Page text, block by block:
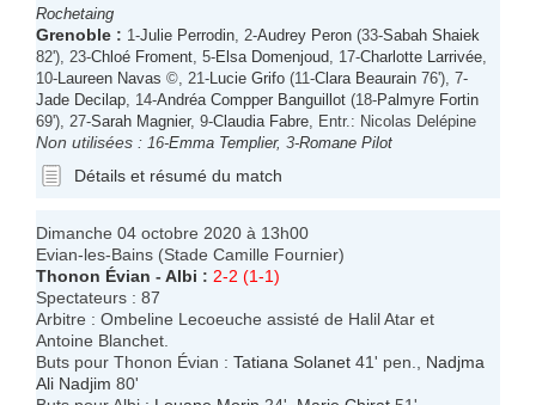
Rochetaing
Grenoble : 1-Julie Perrodin , 2-Audrey Peron (33-Sabah Shaiek
82'), 23-Chloé Froment , 5-Elsa Domenjoud , 17-Charlotte Larrivée
10- Laureen Navas ©, 21- Lucie Grifo (11-Clara Beaurain 76'), 7-
Jade Decilap , 14-Andréa Compper Banguillot (18-Palmyre Fortin
69'), 27-Sarah Magnier, 9-Claudia Fabre , Entr.: Nicolas Delépine
Non utilisées : 16-Emma Templier, 3-Romane Pilot
Détails et résumé du match
Dimanche 04 octobre 2020 à 13h00
Evian-les-Bains (Stade Camille Fournier)
Thonon Évian - Albi : 2-2 (1-1)
Spectateurs : 87
Arbitre : Ombeline Lecoeuche assisté de Halil Atar et
Antoine Blanchet.
Buts pour Thonon Évian : Tatiana Solanet 41' pen., Nadjma
Ali Nadjim 80'